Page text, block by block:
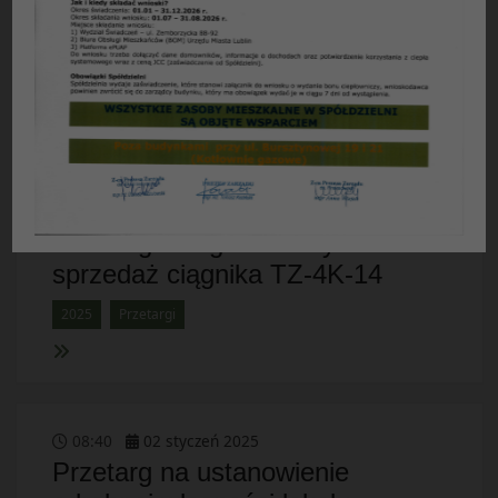
liniowym odprowadzeniem
wody...
2025 Przetargi
Przetarg nieograniczony na
sprzedaż ciągnika TZ-4K-14
2025 Przetargi
08 40 02 styczeń 2025
Przetarg na ustanowienie